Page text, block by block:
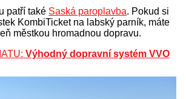
patří také Saská paroplavba. Pokud si
KombiTicket na labský parník, máte
městkou hromadnou dopravu.
Výhodný dopravní systém VVO